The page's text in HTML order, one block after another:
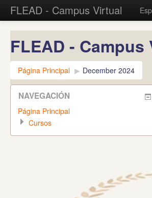
FLEAD - Campus Virtual
FLEAD - Campus
Página Principal ▶︎ December 2024
NAVEGACIÓN
Página Principal
Cursos